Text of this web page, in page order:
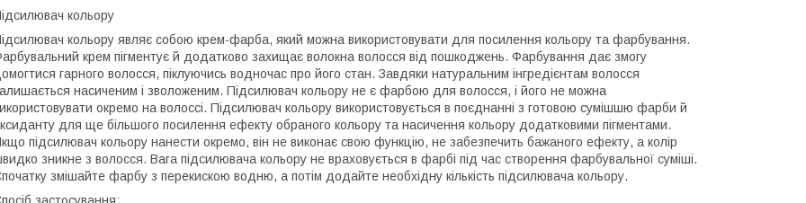
кольору
кольору являє собою крем-фарба, який можна використовувати для посилення кольору та фарбування.
крем пігментує й додатково захищає волокна волосся від пошкоджень. Фарбування дає змогу
гарного волосся, піклуючись водночас про його стан. Завдяки натуральним інгредієнтам волосся
насиченим і зволоженим. Підсилювач кольору не є фарбою для волосся, і його не можна
окремо на волоссі. Підсилювач кольору використовується в поєднанні з готовою сумішшю фарби й
для ще більшого посилення ефекту обраного кольору та насичення кольору додатковими пігментами.
підсилювач кольору нанести окремо, він не виконає свою функцію, не забезпечить бажаного ефекту, а колір
зникне з волосся. Вага підсилювача кольору не враховується в фарбі під час створення фарбувальної суміші.
змішайте фарбу з перекискою водню, а потім додайте необхідну кількість підсилювача кольору.